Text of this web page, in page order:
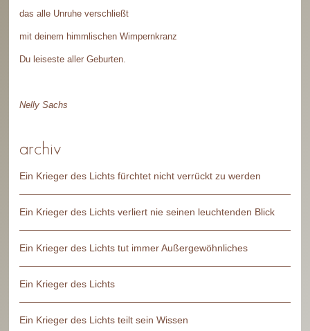
das alle Unruhe verschließt
mit deinem himmlischen Wimpernkranz
Du leiseste aller Geburten.
Nelly Sachs
archiv
Ein Krieger des Lichts fürchtet nicht verrückt zu werden
Ein Krieger des Lichts verliert nie seinen leuchtenden Blick
Ein Krieger des Lichts tut immer Außergewöhnliches
Ein Krieger des Lichts
Ein Krieger des Lichts teilt sein Wissen